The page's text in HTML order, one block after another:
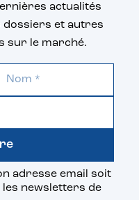
actualités
dossiers et autres
sur le marché.
adresse email soit
newsletters de